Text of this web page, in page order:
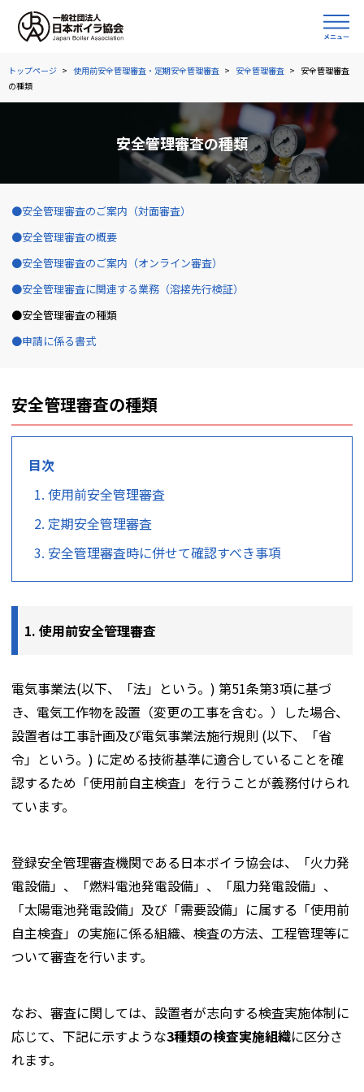
トップページ 使用前安全管理審査・定期安全管理審査 安全管理審査
安全管理審査
の種類
安全管理審査の種類
安全管理審査のご案内（対面審査）
安全管理審査の概要
安全管理審査のご案内（オンライン審査）
安全管理審査に関連する業務（溶接先行検証）
安全管理審査の種類
申請に係る書式
安全管理審査の種類
目次
使用前安全管理審査
定期安全管理審査
安全管理審査時に併せて確認すべき事項
1. 使用前安全管理審査
電気事業法(以下、「法」という。) 第51条第3項に基づ
き、電気工作物を設置（変更の工事を含む。）した場合、
設置者は工事計画及び電気事業法施行規則 (以下、「省
令」という。) に定める技術基準に適合していることを確
認するため「使用前自主検査」を行うことが義務付けられ
ています。
登録安全管理審査機関である日本ボイラ協会は、「火力発
電設備」、「燃料電池発電設備」、「風力発電設備」、
「太陽電池発電設備」及び「需要設備」に属する「使用前
自主検査」の実施に係る組織、検査の方法、工程管理等に
ついて審査を行います。
なお、審査に関しては、設置者が志向する検査実施体制に
応じて、下記に示すような3種類の検査実施組織に区分さ
れます。